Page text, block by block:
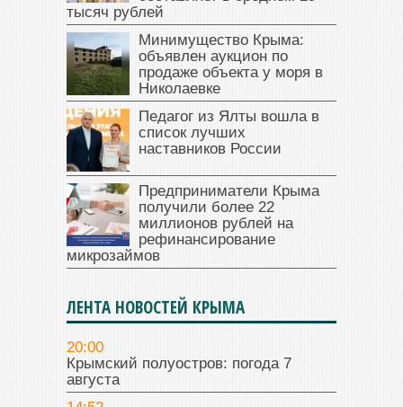
тысяч рублей
Минимущество Крыма:
объявлен аукцион по
продаже объекта у моря в
Николаевке
Педагог из Ялты вошла в
список лучших
наставников России
Предприниматели Крыма
получили более 22
миллионов рублей на
рефинансирование
микрозаймов
ЛЕНТА НОВОСТЕЙ КРЫМА
20:00
Крымский полуостров: погода 7
августа